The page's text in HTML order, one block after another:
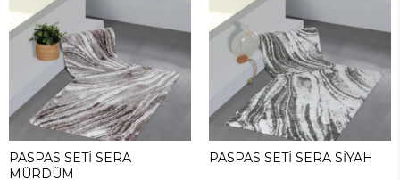
PASPAS SETİ SERA
MÜRDÜM
PASPAS SETİ SERA SİYAH